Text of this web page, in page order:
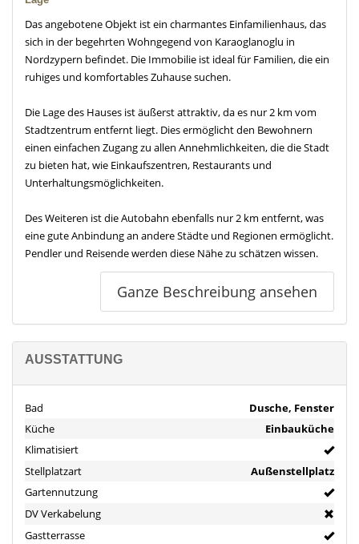
Das angebotene Objekt ist ein charmantes Einfamilienhaus, das
sich in der begehrten Wohngegend von Karaoglanoglu in
Nordzypern befindet. Die Immobilie ist ideal für Familien, die ein
ruhiges und komfortables Zuhause suchen.
Die Lage des Hauses ist äußerst attraktiv, da es nur 2 km vom
Stadtzentrum entfernt liegt. Dies ermöglicht den Bewohnern
einen einfachen Zugang zu allen Annehmlichkeiten, die die Stadt
zu bieten hat, wie Einkaufszentren, Restaurants und
Unterhaltungsmöglichkeiten.
Des Weiteren ist die Autobahn ebenfalls nur 2 km entfernt, was
eine gute Anbindung an andere Städte und Regionen ermöglicht.
Pendler und Reisende werden diese Nähe zu schätzen wissen.
Für Familien mit kleinen Kindern ist die Nähe zum Kindergarten
Grundschule in nur 2 km Entfernung erreichbar, was den
Schulweg für die Kinder einfach und bequem gestaltet.
Bildungseinrichtungen. Es ist eine großartige Gelegenheit, ein
gemütliches und komfortables Zuhause in einer begehrten
Gegend zu erwerben.
- Einbauküche
- Balkon
Ganze Beschreibung ansehen
AUSSTATTUNG
Bad
Dusche, Fenster
Küche
Einbauküche
Klimatisiert
Stellplatzart
Außenstellplatz
Gartennutzung
DV Verkabelung
Gastterrasse